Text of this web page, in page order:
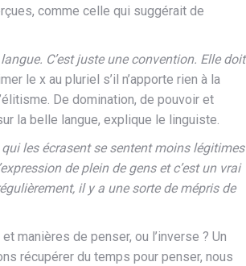
comme celle qui suggérait de
C’est juste une convention. Elle doit
le x au pluriel s’il n’apporte rien à la
De domination, de pouvoir et
la belle langue, explique le linguiste.
les écrasent se sentent moins légitimes
de plein de gens et c’est un vrai
il y a une sorte de mépris de
manières de penser, ou l’inverse ? Un
récupérer du temps pour penser, nous